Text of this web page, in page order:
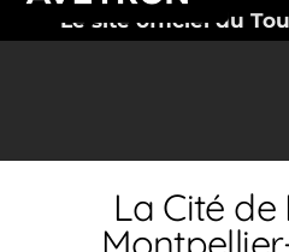
Le site officiel du
La Cité de